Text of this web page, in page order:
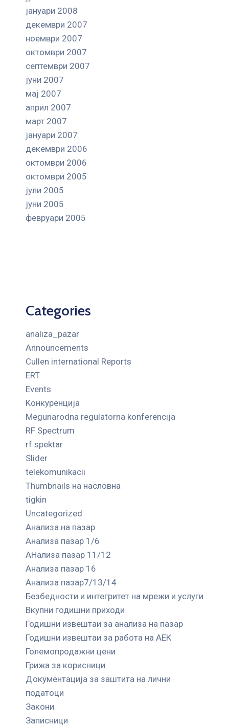
јануари 2008
декември 2007
ноември 2007
октомври 2007
септември 2007
јуни 2007
мај 2007
април 2007
март 2007
јануари 2007
декември 2006
октомври 2006
октомври 2005
јули 2005
јуни 2005
февруари 2005
Categories
analiza_pazar
Announcements
Cullen international Reports
ERT
Events
Kонкуренција
Megunarodna regulatorna konferencija
RF Spectrum
rf spektar
Slider
telekomunikacii
Thumbnails на насловна
tigkin
Uncategorized
Анализа на пазар
Анализа пазар 1/6
АНализа пазар 11/12
Анализа пазар 16
Анализа пазар7/13/14
Безбедности и интегритет на мрежи и услуги
Вкупни годишни приходи
Годишни извештаи за анализа на пазар
Годишни извештаи за работа на АЕК
Големопродажни цени
Грижа за корисници
Документација за заштита на лични
податоци
Закони
Записници